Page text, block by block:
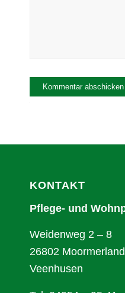
KONTAKT
Pflege- und
Weidenweg 2 – 8
26802
Veenhusen